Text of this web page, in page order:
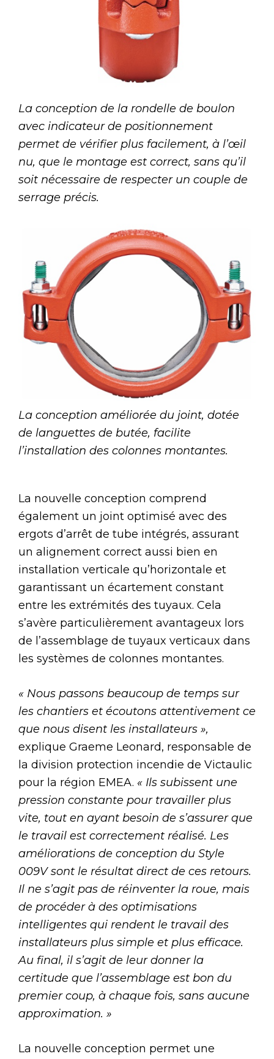
La conception de la rondelle de boulon
avec indicateur de positionnement
permet de vérifier plus facilement, à l’œil
nu, que le montage est correct, sans qu’il
soit nécessaire de respecter un couple de
serrage précis.
La conception améliorée du joint, dotée
de languettes de butée, facilite
l’installation des colonnes montantes.
La nouvelle conception comprend
également un joint optimisé avec des
ergots d’arrêt de tube intégrés, assurant
un alignement correct aussi bien en
installation verticale qu’horizontale et
garantissant un écartement constant
entre les extrémités des tuyaux. Cela
s’avère particulièrement avantageux lors
de l’assemblage de tuyaux verticaux dans
les systèmes de colonnes montantes.
« Nous passons beaucoup de temps sur
les chantiers et écoutons attentivement ce
que nous disent les installateurs »,
explique Graeme Leonard, responsable de
la division protection incendie de Victaulic
pour la région EMEA. « Ils subissent une
pression constante pour travailler plus
vite, tout en ayant besoin de s’assurer que
le travail est correctement réalisé. Les
améliorations de conception du Style
009V sont le résultat direct de ces retours.
Il ne s’agit pas de réinventer la roue, mais
de procéder à des optimisations
intelligentes qui rendent le travail des
installateurs plus simple et plus efficace.
Au final, il s’agit de leur donner la
certitude que l’assemblage est bon du
premier coup, à chaque fois, sans aucune
approximation. »
La nouvelle conception permet une